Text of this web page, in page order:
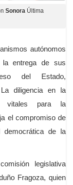
Sonora Última
autónomos
la entrega de sus
del Estado,
La diligencia en la
vitales para la
el compromiso de
democrática de la
legislativa
Fragoza, quien